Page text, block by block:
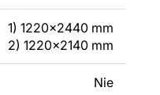
1) 1220x2440 mm
2) 1220x2140 mm
Nie